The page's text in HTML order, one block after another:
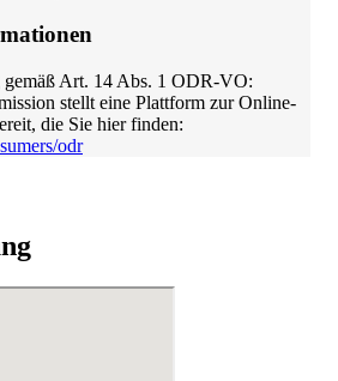
Art. 14 Abs. 1 ODR-VO:
stellt eine Plattform zur Online-
die Sie hier finden:
odr